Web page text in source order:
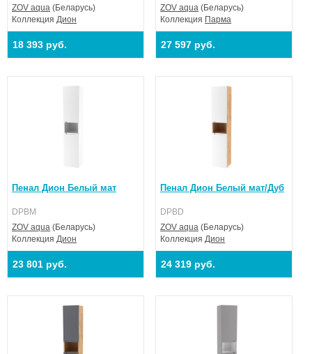
ZOV aqua (Беларусь)
Коллекция Дион
18 393 руб.
ZOV aqua (Беларусь)
Коллекция Парма
27 597 руб.
Пенал Дион Белый мат
DPBM
ZOV aqua (Беларусь)
Коллекция Дион
23 801 руб.
Пенал Дион Белый мат/Дуб
DPBD
ZOV aqua (Беларусь)
Коллекция Дион
24 319 руб.